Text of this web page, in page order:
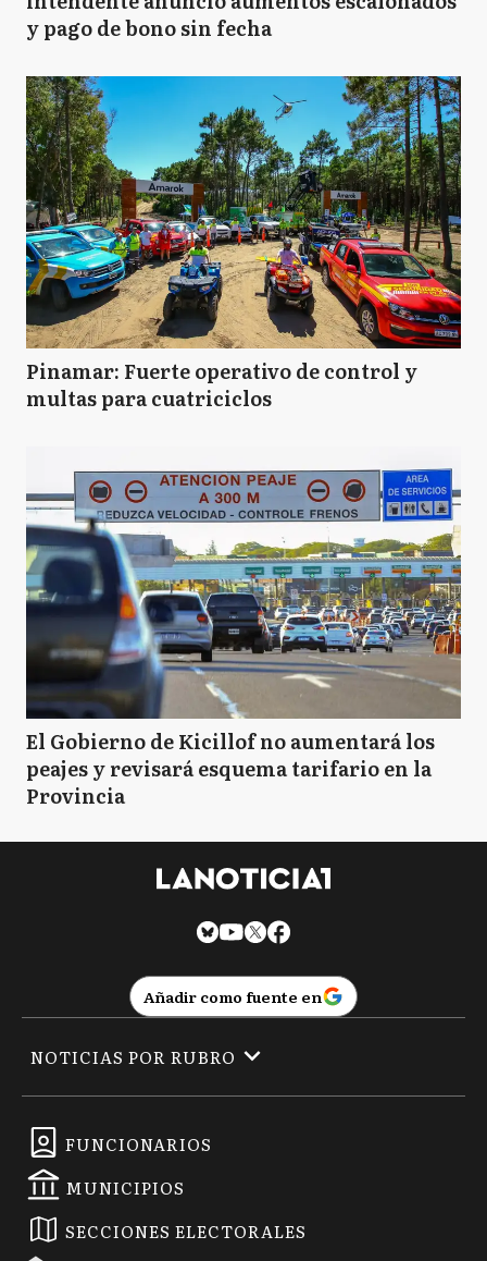
y pago de bono sin fecha
Pinamar: Fuerte operativo de control y
multas para cuatriciclos
El Gobierno de Kicillof no aumentará los
peajes y revisará esquema tarifario en la
Provincia
Añadir como fuente en
FUNCIONARIOS
MUNICIPIOS
SECCIONES ELECTORALES
NOTICIAS POR RUBRO